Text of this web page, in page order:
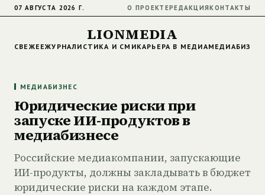
07 АВГУСТА 2026 Г. О ПРОЕКТЕРЕДАКЦИЯКОНТАКТЫ
LIONMEDIA
СВЕЖЕЕЖУРНАЛИСТИКА И СМИКАРЬЕРА В МЕДИА
МЕДИАБИЗНЕС
Юридические риски при
запуске ИИ-продуктов в
медиабизнесе
Российские медиакомпании, запускающие
ИИ-продукты, должны закладывать в бюджет
юридические риски на каждом этапе.